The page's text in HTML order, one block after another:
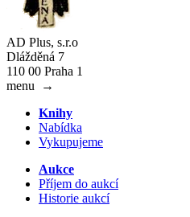
AD Plus, s.r.o
Dlážděná 7
110 00 Praha 1
menu
→
Knihy
Nabídka
Vykupujeme
Aukce
Příjem do aukcí
Historie aukcí